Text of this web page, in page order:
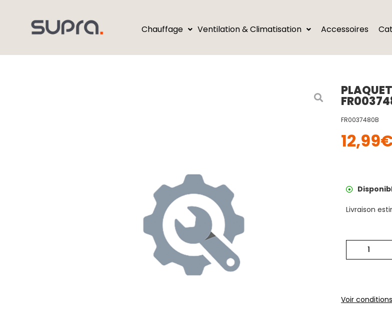
Chauffage Ventilation & Climatisation Accessoires
FR0037480B
12,99
Livraison
Voir